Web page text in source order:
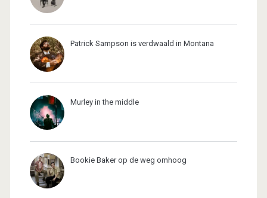
Patrick Sampson is verdwaald in Montana
Murley in the middle
Bookie Baker op de weg omhoog